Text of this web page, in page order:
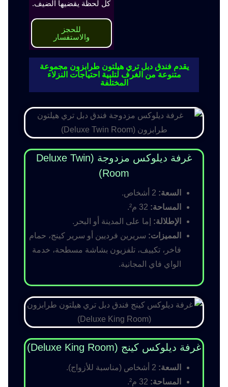
كل لحظة يقضيها الضيف.
للحجز
والاستفسار
يقدم فندق دبل تري هيلتون طرابزون مجموعة
متنوعة من الغرف لتلبية احتياجات النزلاء
المختلفة
غرفة ديلوكس مزدوجة (Deluxe Twin
Room)
السعة:
المساحة:
الإطلالة: إما على المدينة أو البحر.
المميزات: سريرين فرديين أو سرير كينج، حمام
فاخر، تكييف، تلفزيون بشاشة مسطحة، خدمة
الواي فاي المجانية.
غرفة ديلوكس كينج (Deluxe King Room)
السعة:
المساحة: